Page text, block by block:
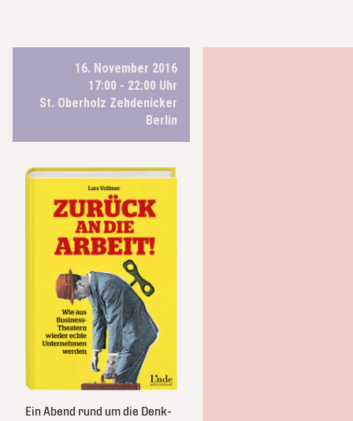
16. November 2016
17:00 - 22:00 Uhr
St. Oberholz Zehdenicker
Berlin
Ein Abend rund um die Denk-